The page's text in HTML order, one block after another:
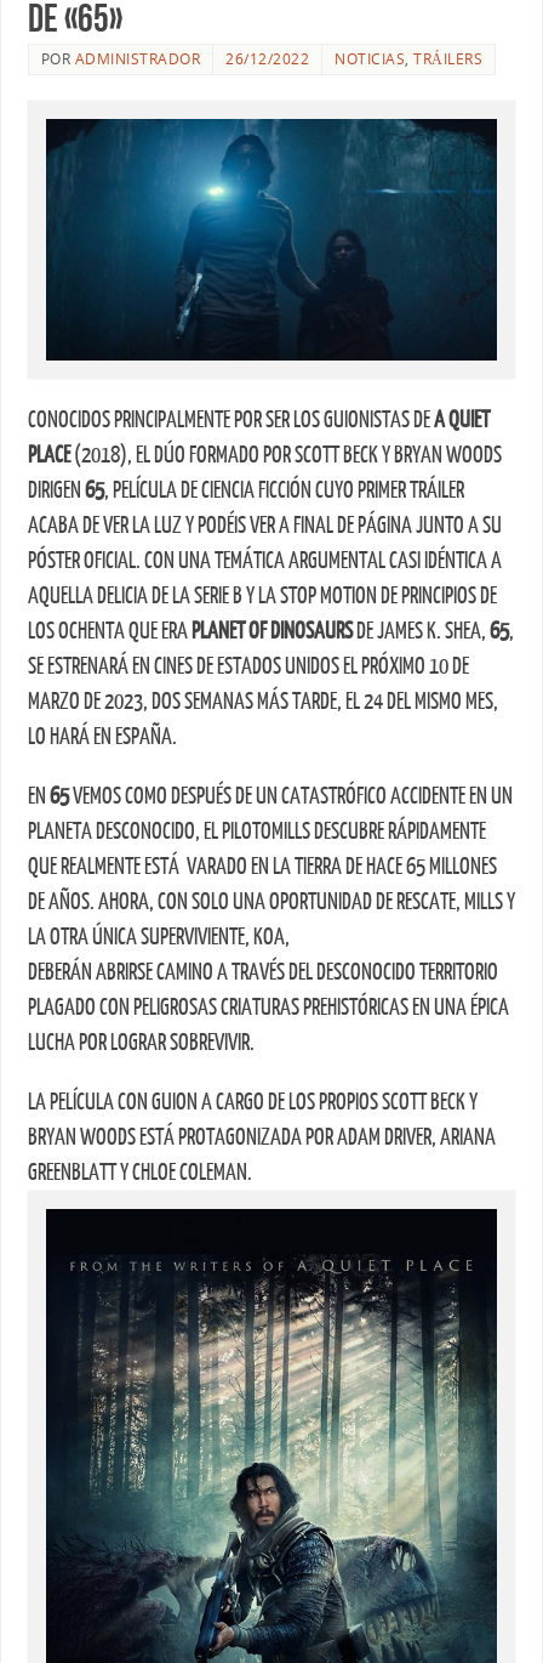
de «65»
POR ADMINISTRADOR 26/12/2022 NOTICIAS,TRÁILERS
CONOCIDOS PRINCIPALMENTE POR SER LOS GUIONISTAS DEA QUIET
PLACE(2018), EL DÚO FORMADO POR SCOTT BECK Y BRYAN WOODS
DIRIGEN 65, PELÍCULA DE CIENCIA FICCIÓN CUYO PRIMER TRÁILER
ACABA DE VER LA LUZ Y PODÉIS VER A FINAL DE PÁGINA JUNTO A SU
PÓSTER OFICIAL. CON UNA TEMÁTICA ARGUMENTAL CASI IDÉNTICA A
AQUELLA DELICIA DE LA SERIE B Y LA STOP MOTION DE PRINCIPIOS DE
LOS OCHENTA QUE ERA PLANET OF DINOSAURSDE JAMES K. SHEA, 65,
SE ESTRENARÁ EN CINES DE ESTADOS UNIDOS EL PRÓXIMO 10 DE
MARZO DE 2023, DOS SEMANAS MÁS TARDE, EL 24 DEL MISMO MES,
LO HARÁ EN ESPAÑA.
EN 65VEMOS COMO DESPUÉS DE UN CATASTRÓFICO ACCIDENTE EN UN
PLANETA DESCONOCIDO, EL PILOTOMILLS DESCUBRE RÁPIDAMENTE
QUE REALMENTE ESTÁ VARADO EN LA TIERRA DE HACE 65 MILLONES
DE AÑOS. AHORA, CON SOLO UNA OPORTUNIDAD DE RESCATE, MILLS Y
LA OTRA ÚNICA SUPERVIVIENTE, KOA,
DEBERÁN ABRIRSE CAMINO A TRAVÉS DEL DESCONOCIDO TERRITORIO
PLAGADO CON PELIGROSAS CRIATURAS PREHISTÓRICAS EN UNA ÉPICA
LUCHA POR LOGRAR SOBREVIVIR.
LA PELÍCULA CON GUION A CARGO DE LOS PROPIOS SCOTT BECK Y
BRYAN WOODS ESTÁ PROTAGONIZADA POR ADAM DRIVER, ARIANA
GREENBLATT Y CHLOE COLEMAN.